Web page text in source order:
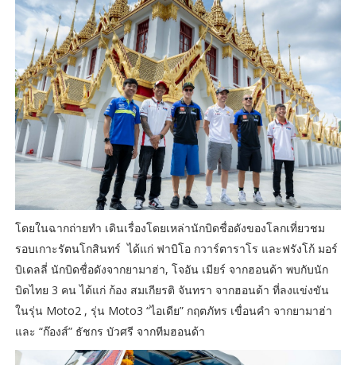
โดยในฉากถ่ายทำ เดินเรื่องโดยเหล่านักบิดชื่อดังของโลกเที่ยวชม
รอบเกาะรัตนโกสินทร์ ได้แก่ ฟาบิโอ กวาร์ตาราโร และฟรังโก้ มอร์
บิเดลลี่ นักบิดชื่อดังจากยามาฮ่า, โจอัน เมียร์ จากฮอนด้า พบกับนัก
บิดไทย 3 คน ได้แก่ ก้อง สมเกียรติ จันทรา จากฮอนด้า ที่ลงแข่งขัน
ในรุ่น Moto2 , รุ่น Moto3 “ไอเดีย” กฤตภัทร เขื่อนคำ จากยามาฮ่า
และ “ก๊องส์” ธัชกร บัวศรี จากทีมฮอนด้า